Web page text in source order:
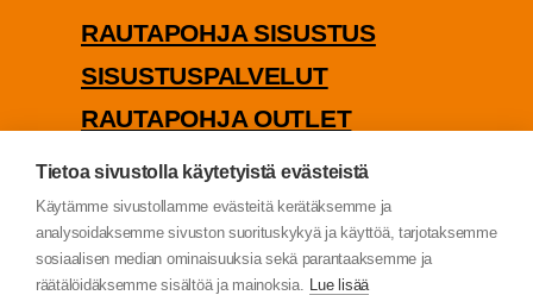
RAU­TA­POH­JA SISUSTUS
SISUS­TUS­PAL­VE­LUT
RAU­TA­POH­JA OUTLET
PUU­TA­VA­RA­KAUP­PA
TIE­TO­SUO­JA­SE­LOS­TE
Tietoa sivustolla käytetyistä evästeistä
Käytämme sivustollamme evästeitä kerätäksemme ja
analysoidaksemme sivuston suorituskykyä ja käyttöä, tarjotaksemme
sosiaalisen median ominaisuuksia sekä parantaaksemme ja
räätälöidäksemme sisältöä ja mainoksia. Lue lisää